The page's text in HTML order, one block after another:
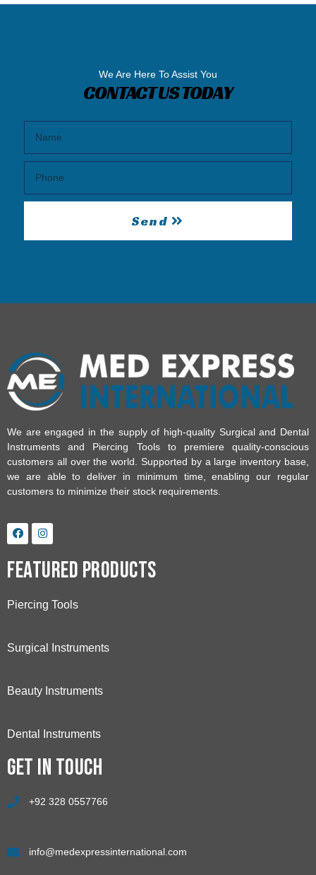
We Are Here To Assist You
CONTACT US TODAY
Send
We are engaged in the supply of high-quality Surgical and Dental
Instruments and Piercing Tools to premiere quality-conscious
customers all over the world. Supported by a large inventory base,
we are able to deliver in minimum time, enabling our regular
customers to minimize their stock requirements.
Featured Products
Piercing Tools
Surgical Instruments
Beauty Instruments
Dental Instruments
Get in touch
+92 328 0557766
info@medexpressinternational.com